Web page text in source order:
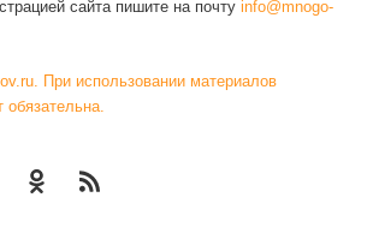
сайта пишите на почту info@mnogo-
При использовании материалов
обязательна.